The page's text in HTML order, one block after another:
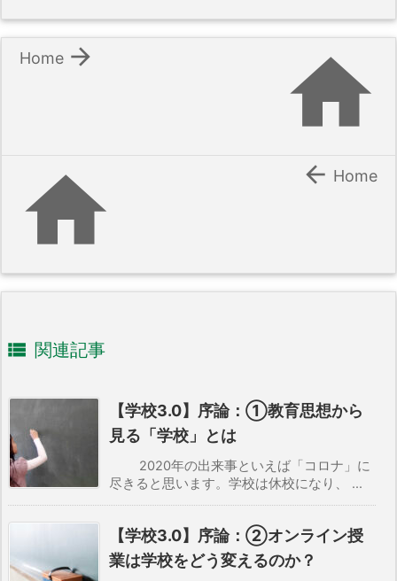


Home
  Home
 関連記事
【学校3.0】序論：①教育思想から
見る「学校」とは
2020年の出来事といえば「コロナ」に
尽きると思います。学校は休校になり、 ...
【学校3.0】序論：②オンライン授
業は学校をどう変えるのか？